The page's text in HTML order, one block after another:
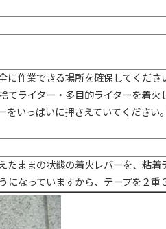
に作業できる場所を確保してくださ
てライター・多目的ライターを着
をいっぱいに押さえていてくださ
たままの状態の着火レバーを、粘
になっていますから、テープを２